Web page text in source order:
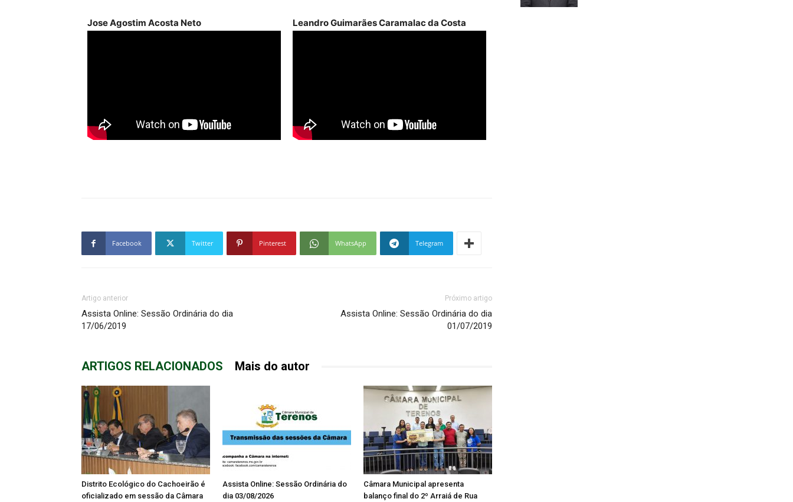
Jose Agostim Acosta Neto Leandro Guimarães Caramalac da Costa
Facebook Twitter Pinterest WhatsApp Telegram
Artigo anterior
Assista Online: Sessão Ordinária do dia
17/06/2019
Próximo artigo
Assista Online: Sessão Ordinária do dia
01/07/2019
ARTIGOS RELACIONADOS Mais do autor
Distrito Ecológico do Cachoeirão é
oficializado em sessão da Câmara
Assista Online: Sessão Ordinária do
dia 03/08/2026
Câmara Municipal apresenta
balanço final do 2º Arraiá de Rua